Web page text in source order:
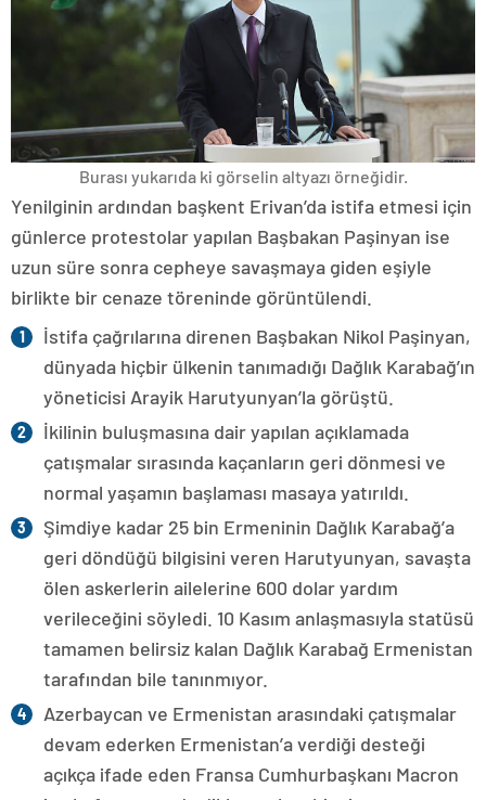
Burası yukarıda ki görselin altyazı örneğidir.
Yenilginin ardından başkent Erivan’da istifa etmesi için
günlerce protestolar yapılan Başbakan Paşinyan ise
uzun süre sonra cepheye savaşmaya giden eşiyle
birlikte bir cenaze töreninde görüntülendi.
İstifa çağrılarına direnen Başbakan Nikol Paşinyan,
dünyada hiçbir ülkenin tanımadığı Dağlık Karabağ’ın
yöneticisi Arayik Harutyunyan’la görüştü.
İkilinin buluşmasına dair yapılan açıklamada
çatışmalar sırasında kaçanların geri dönmesi ve
normal yaşamın başlaması masaya yatırıldı.
Şimdiye kadar 25 bin Ermeninin Dağlık Karabağ’a
geri döndüğü bilgisini veren Harutyunyan, savaşta
ölen askerlerin ailelerine 600 dolar yardım
verileceğini söyledi. 10 Kasım anlaşmasıyla statüsü
tamamen belirsiz kalan Dağlık Karabağ Ermenistan
tarafından bile tanınmıyor.
Azerbaycan ve Ermenistan arasındaki çatışmalar
devam ederken Ermenistan’a verdiği desteği
açıkça ifade eden Fransa Cumhurbaşkanı Macron